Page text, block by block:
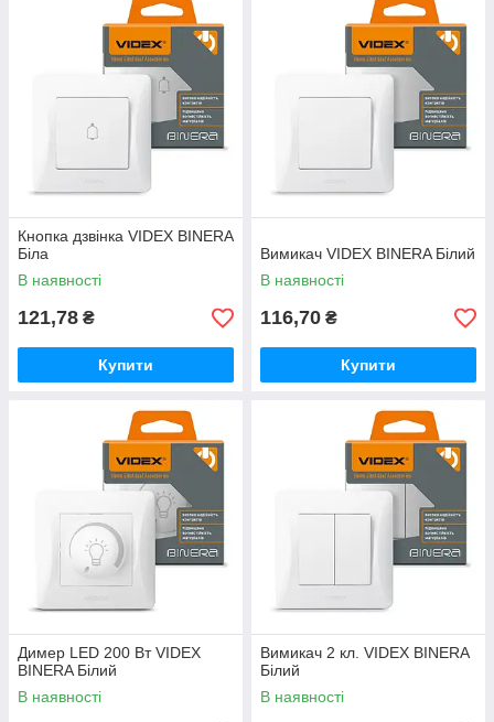
Кнопка дзвінка VIDEX BINERA
Біла
В наявності
121,78 ₴
Купити
Вимикач VIDEX BINERA Білий
В наявності
116,70 ₴
Купити
Димер LED 200 Вт VIDEX
BINERA Білий
В наявності
Вимикач 2 кл. VIDEX BINERA
Білий
В наявності